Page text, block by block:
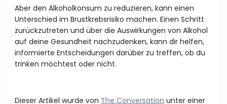
Aber den Alkoholkonsum zu reduzieren, kann einen
Unterschied im Brustkrebsrisiko machen. Einen Schritt
zurückzutreten und über die Auswirkungen von Alkohol
auf deine Gesundheit nachzudenken, kann dir helfen,
informierte Entscheidungen darüber zu treffen, ob du
trinken möchtest oder nicht.
Dieser Artikel wurde von The Conversation unter einer